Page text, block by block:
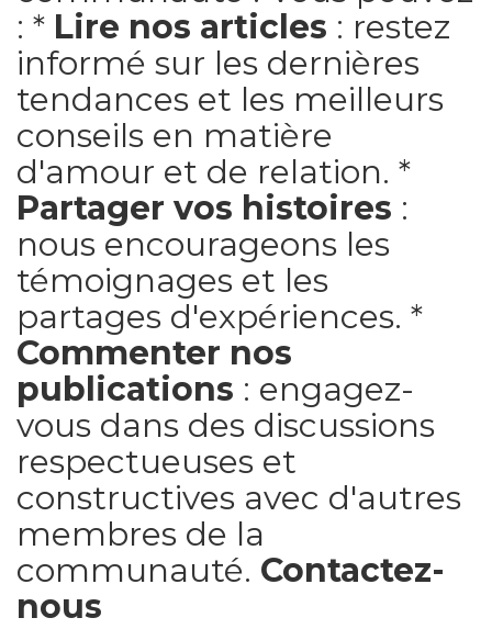
: * Lire nos articles : restez
informé sur les dernières
tendances et les meilleurs
conseils en matière
d'amour et de relation. *
Partager vos histoires :
nous encourageons les
témoignages et les
partages d'expériences. *
Commenter nos
publications : engagez-
vous dans des discussions
respectueuses et
constructives avec d'autres
membres de la
communauté. Contactez-
nous